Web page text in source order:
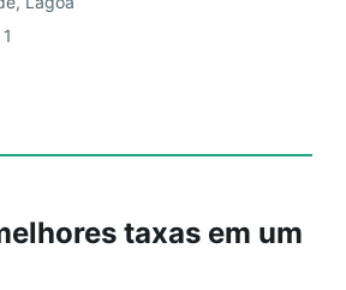
taxas em um
1